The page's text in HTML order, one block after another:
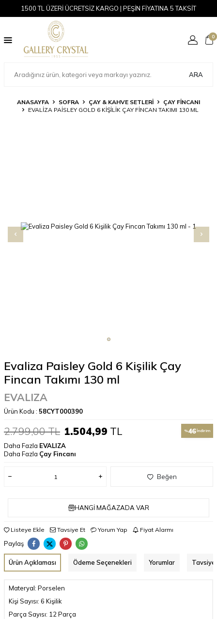
1500 TL ÜZERİ ÜCRETSİZ KARGO | PEŞİN FİYATINA 5 TAKSİT
ARA
0
ANASAYFA SOFRA ÇAY & KAHVE SETLERI
ÇAY FINCANI
EVALIZA PAISLEY GOLD 6 KIŞILIK ÇAY FINCAN TAKIMI 130 ML
Evaliza Paisley Gold 6 Kişilik Çay
Fincan Takımı 130 ml
EVALIZA
Ürün Kodu : 58CYT000390
2.799,00TL 1.504,99 TL %46İndirim
Daha Fazla EVALIZA
Daha Fazla Çay Fincanı
Beğen
HANGI MAĞAZADA VAR
Listeye Ekle Tavsiye Et Yorum Yap Fiyat Alarmı
Paylaş
Ürün Açıklaması Ödeme Seçenekleri Yorumlar Tavsiye
Materyal: Porselen
Kişi Sayısı: 6 Kişilik
Parça Sayısı: 12 Parça